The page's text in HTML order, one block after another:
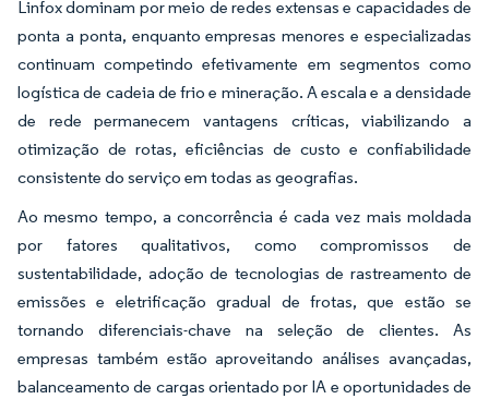
Linfox dominam por meio de redes extensas e capacidades de
ponta a ponta, enquanto empresas menores e especializadas
continuam competindo efetivamente em segmentos como
logística de cadeia de frio e mineração. A escala e a densidade
de rede permanecem vantagens críticas, viabilizando a
otimização de rotas, eficiências de custo e confiabilidade
consistente do serviço em todas as geografias.
Ao mesmo tempo, a concorrência é cada vez mais moldada
por fatores qualitativos, como compromissos de
sustentabilidade, adoção de tecnologias de rastreamento de
emissões e eletrificação gradual de frotas, que estão se
tornando diferenciais-chave na seleção de clientes. As
empresas também estão aproveitando análises avançadas,
balanceamento de cargas orientado por IA e oportunidades de